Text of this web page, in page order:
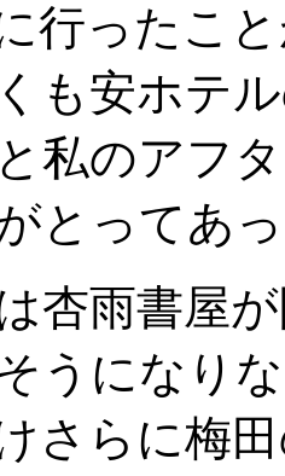
行ったこ
も安ホテ
私のアフ
とってあ
杏雨書屋
うになり
さらに梅